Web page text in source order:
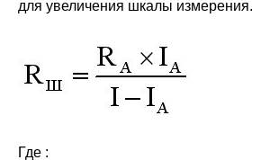
для увеличения шкалы измерения.
Где :